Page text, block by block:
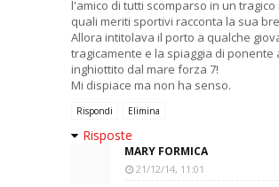
l'amico di tutti scomparso in un tragico
quali meriti sportivi racconta la sua
Allora intitolava il porto a qualche
tragicamente e la spiaggia di ponente
inghiottito dal mare forza 7!
Mi dispiace ma non ha senso.
Rispondi Elimina
Risposte
MARY FORMICA
21/12/14, 11:01